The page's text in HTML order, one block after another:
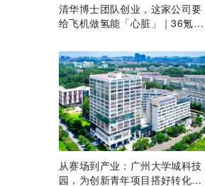
清华博士团队创业，这家公司要
给飞机做氢能「心脏」｜36氪首
从赛场到产业：广州大学城科技
园，为创新青年项目搭好转化沃